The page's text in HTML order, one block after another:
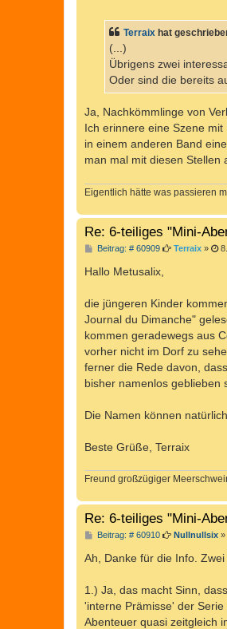
r
Terraix hat
(...)
Übrigens zwei
Oder sind die bereits
Ja, Nachkömmlinge von
Ich erinnere eine Szene
in einem anderen Band
man mal mit diesen Stellen
Eigentlich hätte was passieren
Re: 6-teiliges "Mini-
Beitrag: # 60909B
i
t
a
g
Terraix» 8.
Hallo Metusalix,
die jüngeren Kinder
Journal du Dimanche"
kommen geradewegs aus
vorher nicht im Dorf zu
ferner die Rede davon,
bisher namenlos geblieben
Die Namen können
Beste Grüße, Terraix
Freund großzügiger
Re: 6-teiliges "Mini-
Beitrag: # 60910B
i
t
a
g
Nullnullsix»
Ah, Danke für die Info.
1.) Ja, das macht Sinn,
'interne Prämisse' der
Abenteuer quasi zeitgleich